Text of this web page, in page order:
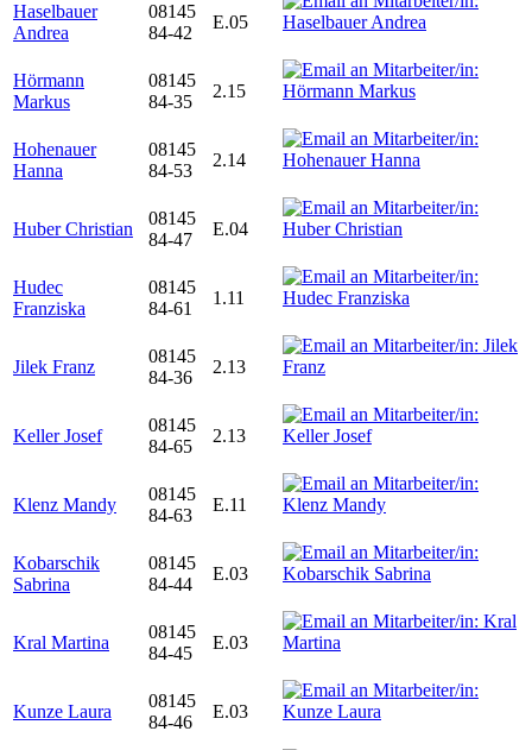
Haselbauer
Andrea
08145
84-42
E.05
Hörmann
Markus
08145
84-35
2.15
Hohenauer
Hanna
08145
84-53
2.14
Huber Christian
08145
84-47
E.04
Hudec
Franziska
08145
84-61
1.11
Jilek Franz
08145
84-36
2.13
Keller Josef
08145
84-65
2.13
Klenz Mandy
08145
84-63
E.11
Kobarschik
Sabrina
08145
84-44
E.03
Kral Martina
08145
84-45
E.03
Kunze Laura
08145
84-46
E.03